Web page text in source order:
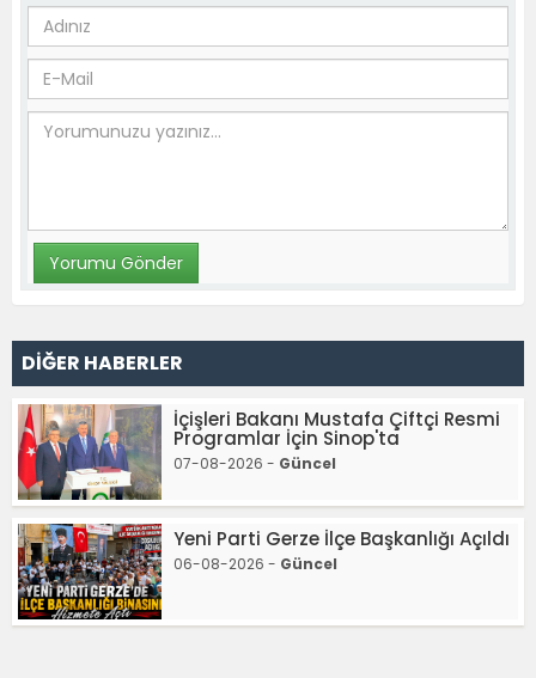
DİĞER HABERLER
İçişleri Bakanı Mustafa Çiftçi Resmi
Programlar İçin Sinop'ta
07-08-2026 - Güncel
Yeni Parti Gerze İlçe Başkanlığı Açıldı
06-08-2026 - Güncel